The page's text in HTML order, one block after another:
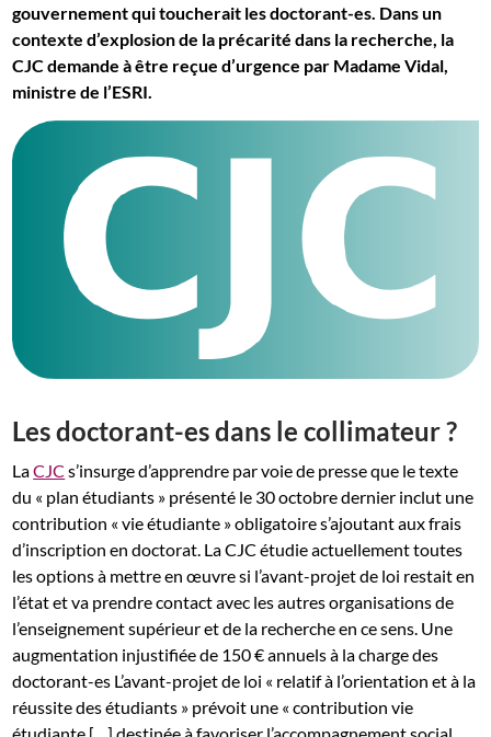
gouvernement qui toucherait les doctorant-es. Dans un
contexte d’explosion de la précarité dans la recherche, la
CJC demande à être reçue d’urgence par Madame Vidal,
ministre de l’ESRI.
Les doctorant-es dans le collimateur ?
LaCJC s’insurge d’apprendre par voie de presse que le texte
du « plan étudiants » présenté le 30 octobre dernier inclut une
contribution « vie étudiante » obligatoire s’ajoutant aux frais
d’inscription en doctorat. La CJC étudie actuellement toutes
les options à mettre en œuvre si l’avant-projet de loi restait en
l’état et va prendre contact avec les autres organisations de
l’enseignement supérieur et de la recherche en ce sens. Une
augmentation injustifiée de 150 € annuels à la charge des
doctorant-es L’avant-projet de loi « relatif à l’orientation et à la
réussite des étudiants » prévoit une « contribution vie
étudiante […] destinée à favoriser l’accompagnement social,